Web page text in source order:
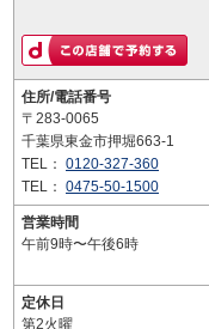
住所/電話番号
〒283-0065
千葉県東金市押堀663-1
TEL： 0120-327-360
TEL： 0475-50-1500
営業時間
午前9時〜午後6時
定休日
第2火曜